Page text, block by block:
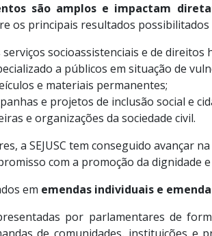
são amplos e impactam
os principais resultados
socioassistenciais e de direitos
a públicos em situação de
e materiais permanentes;
e projetos de inclusão social e
e organizações da sociedade civil.
a SEJUSC tem conseguido avançar
com a promoção da
em emendas individuais e
por parlamentares de